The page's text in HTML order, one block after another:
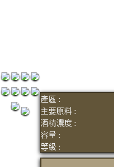
產區 :
主要原料 :
酒精濃度 :
容量 :
等級 :